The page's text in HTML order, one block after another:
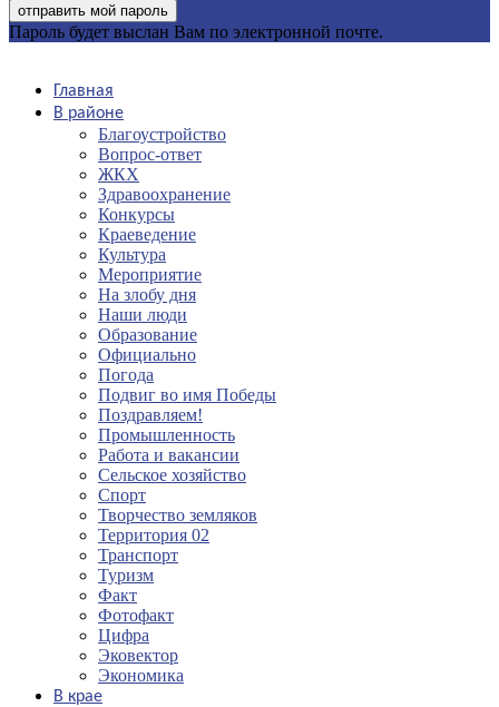
Пароль будет выслан Вам по электронной почте.
Главная
В районе
Благоустройство
Вопрос-ответ
ЖКХ
Здравоохранение
Конкурсы
Краеведение
Культура
Мероприятие
На злобу дня
Наши люди
Образование
Официально
Погода
Подвиг во имя Победы
Поздравляем!
Промышленность
Работа и вакансии
Сельское хозяйство
Спорт
Творчество земляков
Территория 02
Транспорт
Туризм
Факт
Фотофакт
Цифра
Эковектор
Экономика
В крае